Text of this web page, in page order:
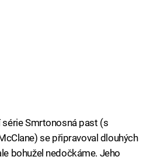
Smrtonosná past (s
se připravoval dlouhých
bohužel nedočkáme. Jeho